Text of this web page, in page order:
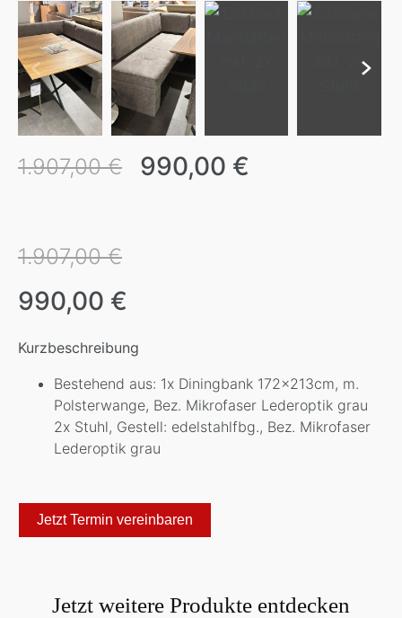
1.907,00 € 990,00 €
1.907,00 €
990,00 €
Kurzbeschreibung
Bestehend aus: 1x Diningbank 172x213cm, m.
Polsterwange, Bez. Mikrofaser Lederoptik grau
2x Stuhl, Gestell: edelstahlfbg., Bez. Mikrofaser
Lederoptik grau
Jetzt Termin vereinbaren
Jetzt weitere Produkte entdecken